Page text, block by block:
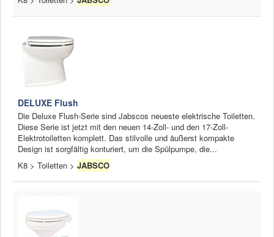
DELUXE Flush
Die Deluxe Flush-Serie sind Jabscos neueste elektrische Toiletten.
Diese Serie ist jetzt mit den neuen 14-Zoll- und den 17-Zoll-
Elektrotoiletten komplett. Das stilvolle und äußerst kompakte
Design ist sorgfältig konturiert, um die Spülpumpe, die...
K8 > Toiletten > JABSCO